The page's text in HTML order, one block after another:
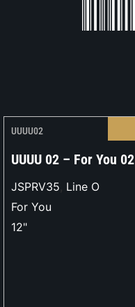
UUUU02
UUUU 02 – For You 02
JSPRV35, Line O
For You
12"